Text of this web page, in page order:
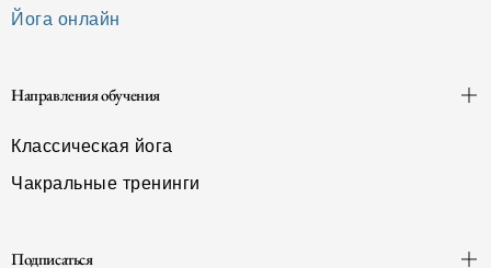
Йога онлайн
Направления обучения
Классическая йога
Чакральные тренинги
Подписаться